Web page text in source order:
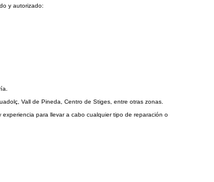
y autorizado:
Vall de Pineda, Centro de Stiges, entre otras zonas.
para llevar a cabo cualquier tipo de reparación o